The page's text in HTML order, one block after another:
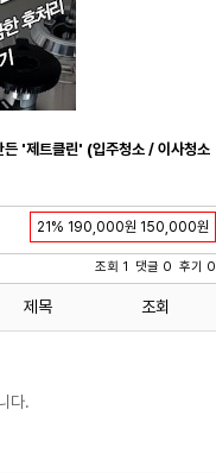
'제트클린' (입주청소 / 이사청소
21% 190,000원 150,000원
조회 1 댓글 0 후기 0
제목 조회
다.